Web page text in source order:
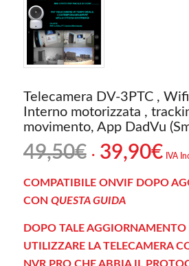
Telecamera DV-3PTC ,
Interno motorizzata ,
movimento, App DadVu
49,50€ Il
prezzo
originale
era:
39,90€IlIVA
COMPATIBILE ONVIF DOPO
CON QUESTA GUIDA
DOPO TALE AGGIORNAMENTO
UTILIZZARE LA TELECAMERA
NVR PRO CHE ABBIA IL